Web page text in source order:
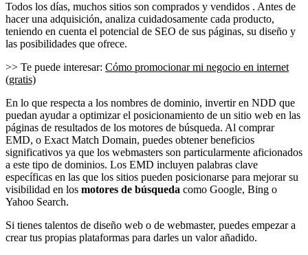
Todos los días, muchos sitios son comprados y vendidos . Antes de
hacer una adquisición, analiza cuidadosamente cada producto,
teniendo en cuenta el potencial de SEO de sus páginas, su diseño y
las posibilidades que ofrece.
>> Te puede interesar: Cómo promocionar mi negocio en internet
(gratis)
En lo que respecta a los nombres de dominio, invertir en NDD que
puedan ayudar a optimizar el posicionamiento de un sitio web en las
páginas de resultados de los motores de búsqueda. Al comprar
EMD, o Exact Match Domain, puedes obtener beneficios
significativos ya que los webmasters son particularmente aficionados
a este tipo de dominios. Los EMD incluyen palabras clave
específicas en las que los sitios pueden posicionarse para mejorar su
visibilidad en los motores de búsqueda como Google, Bing o
Yahoo Search.
Si tienes talentos de diseño web o de webmaster, puedes empezar a
crear tus propias plataformas para darles un valor añadido.